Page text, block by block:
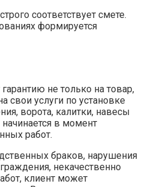
соответствует смете.
формируется
не только на товар,
свои услуги по установке
ворота, калитки, навесы
в момент
работ.
браков, нарушения
некачественно
клиент может